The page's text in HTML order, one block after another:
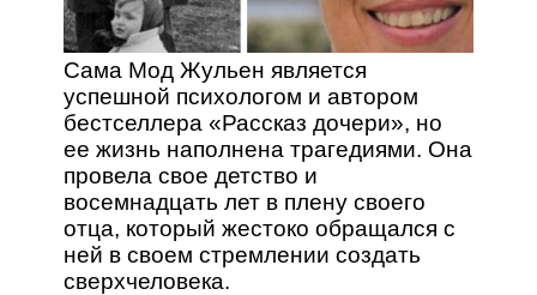
Сама Мод Жульен является
успешной психологом и автором
бестселлера «Рассказ дочери», но
ее жизнь наполнена трагедиями. Она
провела свое детство и
восемнадцать лет в плену своего
отца, который жестоко обращался с
ней в своем стремлении создать
сверхчеловека.